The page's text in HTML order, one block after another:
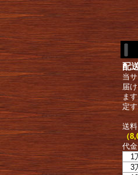
配
当
届
ま
定
送
（
代
1
3